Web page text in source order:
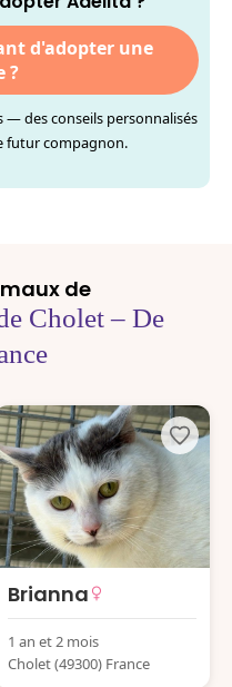
d'adopter une
?
— des conseils personnalisés
futur compagnon.
de
Cholet – De
Brianna
1 an et 2 mois
Cholet (49300) France